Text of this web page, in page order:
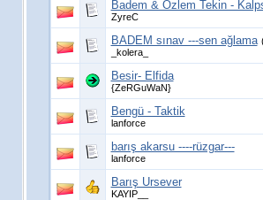
Badem & Özlem Tekin -
ZyreC
BADEM sınav ---sen ağlama
_kolera_
Besir- Elfida
{ZeRGuWaN}
Bengü - Taktik
lanforce
barış akarsu ----rüzgar---
lanforce
Barış Ursever
KAYIP__